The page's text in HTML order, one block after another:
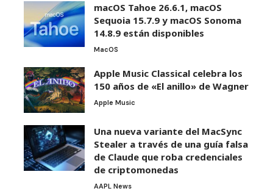
macOS Tahoe 26.6.1, macOS
Sequoia 15.7.9 y macOS Sonoma
14.8.9 están disponibles
MacOS
Apple Music Classical celebra los
150 años de «El anillo» de Wagner
Apple Music
Una nueva variante del MacSync
Stealer a través de una guía falsa
de Claude que roba credenciales
de criptomonedas
AAPL News